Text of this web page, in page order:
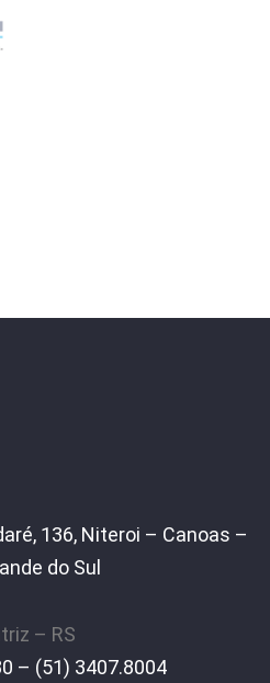
136, Niteroi – Canoas –
do Sul
– RS
– (51) 3407.8004